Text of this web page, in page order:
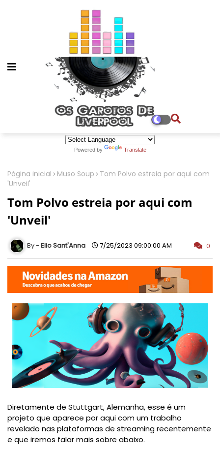
Powered by Translate
Página inicial Muso Soup
Tom Polvo estreia por aqui com
'Unveil'
Tom Polvo estreia por aqui com
'Unveil'
Elio Sant'Anna 7/25/2023 09:00:00 AM 0
Diretamente de Stuttgart, Alemanha, esse é um
projeto que aparece por aqui com um trabalho
revelado nas plataformas de streaming recentemente
e que iremos falar mais sobre abaixo.